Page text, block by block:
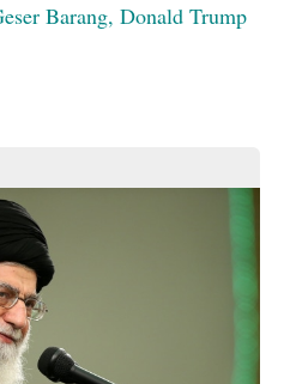
Barang, Donald Trump